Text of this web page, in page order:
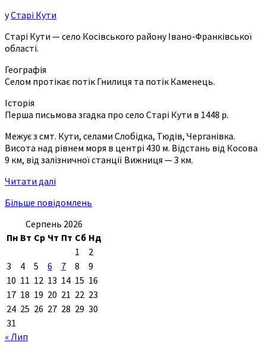
уСтарі Кути
Старі Кути — село Косівського району Івано-Франківської
області.
Географія
Селом протікає потік Гнилиця та потік Каменець.
Історія
Перша письмова згадка про село Старі Кути в 1448 р.
Межує з смт. Кути, селами Слобідка, Тюдів, Черганівка.
Висота над рівнем моря в центрі 430 м. Відстань від Косова
9 км, від залізничної станції Вижниця — 3 км.
Читати далі
Більше повідомлень
Серпень 2026
Пн Вт Ср Чт Пт Сб Нд
1
2
3
4 5 6 7 8
9
10 11 12 13 14 15 16
17 18 19 20 21 22 23
24 25 26 27 28 29 30
31
« Лип